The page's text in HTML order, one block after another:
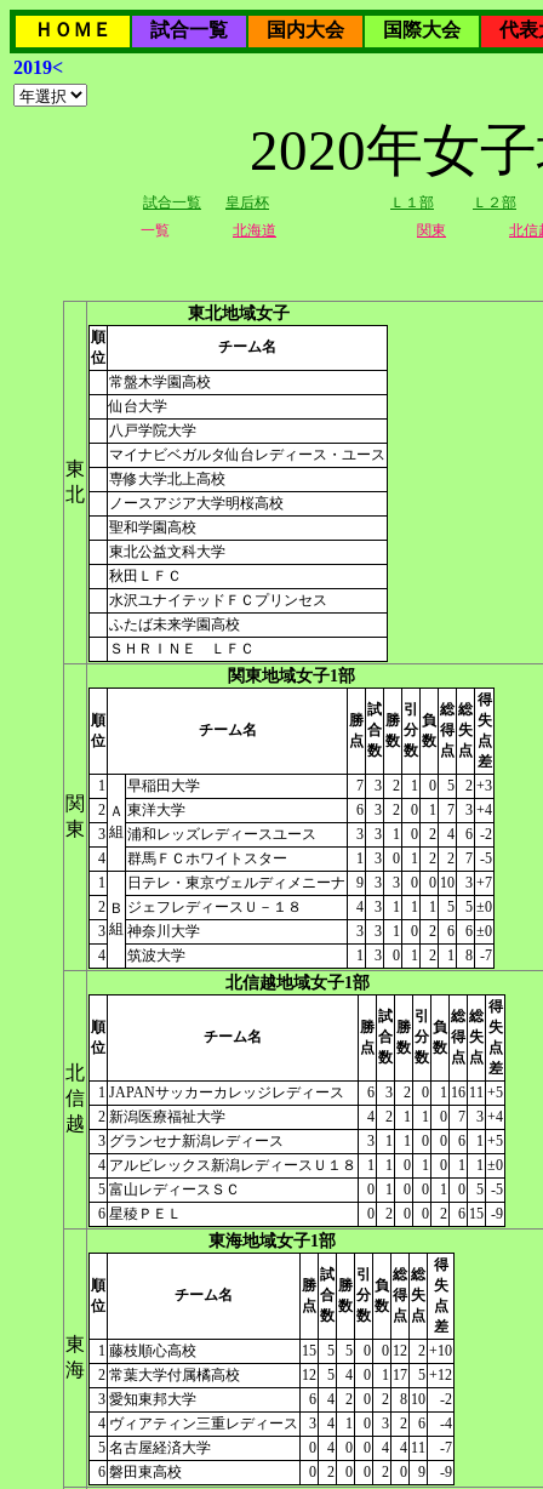
ＨＯＭＥ 試合一覧 国内大会 国際大会
代表
2019<
2020年女
試合一覧 皇后杯 Ｌ１部
Ｌ２部
一覧
北海道 関東 北信
東
北
東北地域女子
順
位
チーム名
常盤木学園高校
仙台大学
八戸学院大学
マイナビベガルタ仙台レディース・ユース
専修大学北上高校
ノースアジア大学明桜高校
聖和学園高校
東北公益文科大学
秋田ＬＦＣ
水沢ユナイテッドＦＣプリンセス
ふたば未来学園高校
ＳＨＲＩＮＥ ＬＦＣ
関
東
関東地域女子1部
順
位
チーム名
勝
点
試
合
数
勝
数
引
分
数
負
数
総
得
点
総
失
点
得
失
点
差
1
Ａ
組
早稲田大学 7 3 2 1 0 5 2 +3
2
東洋大学 6 3 2 0 1 7 3 +4
3
浦和レッズレディースユース 3 3 1 0 2 4 6 -2
4
群馬ＦＣホワイトスター 1 3 0 1 2 2 7 -5
1
Ｂ
組
日テレ・東京ヴェルディメニーナ 9 3 3 0 0 10 3 +7
2
ジェフレディースＵ－１８ 4 3 1 1 1 5 5 ±0
3
神奈川大学 3 3 1 0 2 6 6 ±0
4
筑波大学 1 3 0 1 2 1 8 -7
北
信
越
北信越地域女子1部
順
位
チーム名
勝
点
試
合
数
勝
数
引
分
数
負
数
総
得
点
総
失
点
得
失
点
差
1 JAPANサッカーカレッジレディース 6 3 2 0 1 16 11 +5
2 新潟医療福祉大学 4 2 1 1 0 7 3 +4
3 グランセナ新潟レディース 3 1 1 0 0 6 1 +5
4 アルビレックス新潟レディースＵ１８ 1 1 0 1 0 1 1 ±0
5 富山レディースＳＣ 0 1 0 0 1 0 5 -5
6 星稜ＰＥＬ 0 2 0 0 2 6 15 -9
東
海
東海地域女子1部
順
位
チーム名
勝
点
試
合
数
勝
数
引
分
数
負
数
総
得
点
総
失
点
得
失
点
差
1 藤枝順心高校 15 5 5 0 0 12 2 +10
2 常葉大学付属橘高校 12 5 4 0 1 17 5 +12
3 愛知東邦大学 6 4 2 0 2 8 10
-2
4 ヴィアティン三重レディース 3 4 1 0 3 2 6
-4
5 名古屋経済大学 0 4 0 0 4 4 11
-7
6 磐田東高校 0 2 0 0 2 0 9 -9